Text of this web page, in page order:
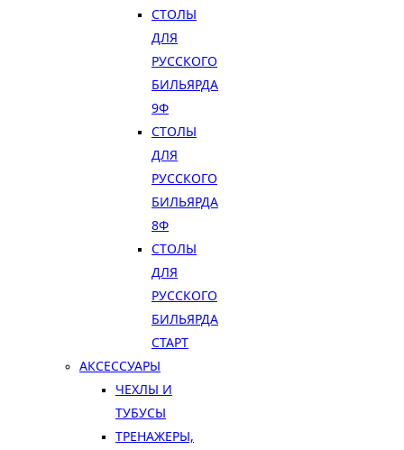
СТОЛЫ
ДЛЯ
РУССКОГО
БИЛЬЯРДА
9Ф
СТОЛЫ
ДЛЯ
РУССКОГО
БИЛЬЯРДА
8Ф
СТОЛЫ
ДЛЯ
РУССКОГО
БИЛЬЯРДА
СТАРТ
АКСЕССУАРЫ
ЧЕХЛЫ И
ТУБУСЫ
ТРЕНАЖЕРЫ,